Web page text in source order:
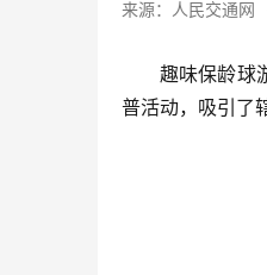
来源：人民交通网
趣味保龄球
普活动，吸引了